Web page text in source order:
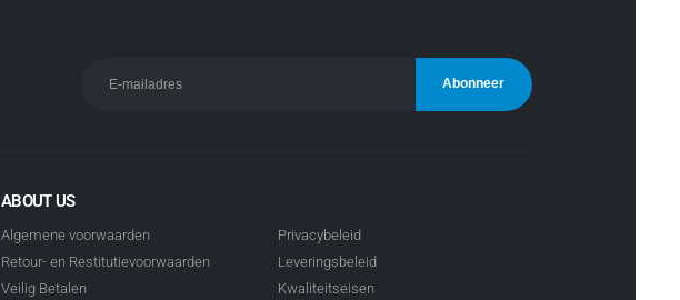
ABOUT US
Algemene voorwaarden
Retour- en Restitutievoorwaarden
Veilig Betalen
Privacybeleid
Leveringsbeleid
Kwaliteitseisen